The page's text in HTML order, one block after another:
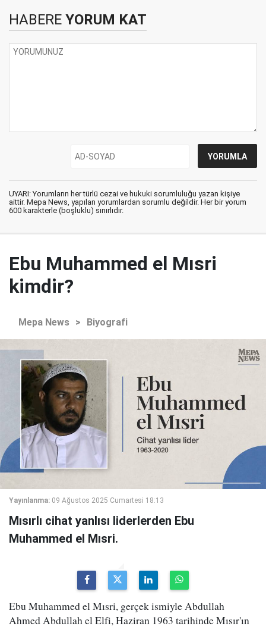
HABERE YORUM KAT
UYARI: Yorumların her türlü cezai ve hukuki sorumluluğu yazan kişiye
aittir. Mepa News, yapılan yorumlardan sorumlu değildir. Her bir yorum
600 karakterle (boşluklu) sınırlıdır.
Ebu Muhammed el Mısri
kimdir?
Mepa News > Biyografi
Yayınlanma: 09 Ağustos 2025 Cumartesi 18:13
Mısırlı cihat yanlısı liderlerden Ebu
Muhammed el Mısri.
Ebu Muhammed el Mısri, gerçek ismiyle Abdullah
Ahmed Abdullah el Elfi, Haziran 1963 tarihinde Mısır'ın